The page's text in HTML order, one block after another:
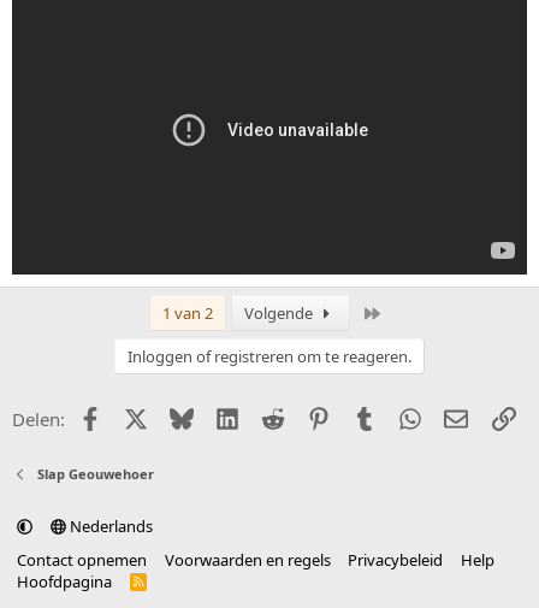
1 van 2 Volgende
Inloggen of registreren om te reageren.
Delen: FacebookX (Twitter)
BlueskyLinkedIn
Reddit PinterestTumblr WhatsApp
E-mail
Slap Geouwehoer
Nederlands
Contact opnemen
Voorwaarden en regels Privacybeleid
Help
Hoofdpagina
R